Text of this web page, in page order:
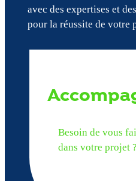
avec des expertises et
pour la réussite de votre
Besoin de vous
dans votre projet ?